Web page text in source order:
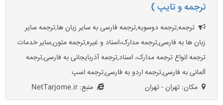
ترجمه و تایپ )
ترجمه,ترجمه دوسویه,ترجمه فارسی به سایر زبان ها,ترجمه سایر
زبان ها به فارسی,ترجمه مدارک،اسناد و غیره,ترجمه متون,سایر خدمات
ترجمه انواع ترجمه مدارک، اسناد,ترجمه آذربایجانی به فارسی,ترجمه
آلمانی به فارسی,ترجمه اردو به فارسی,ترجمه اسپ
مکان: تهران - تهران
منبع: NetTarjome.ir